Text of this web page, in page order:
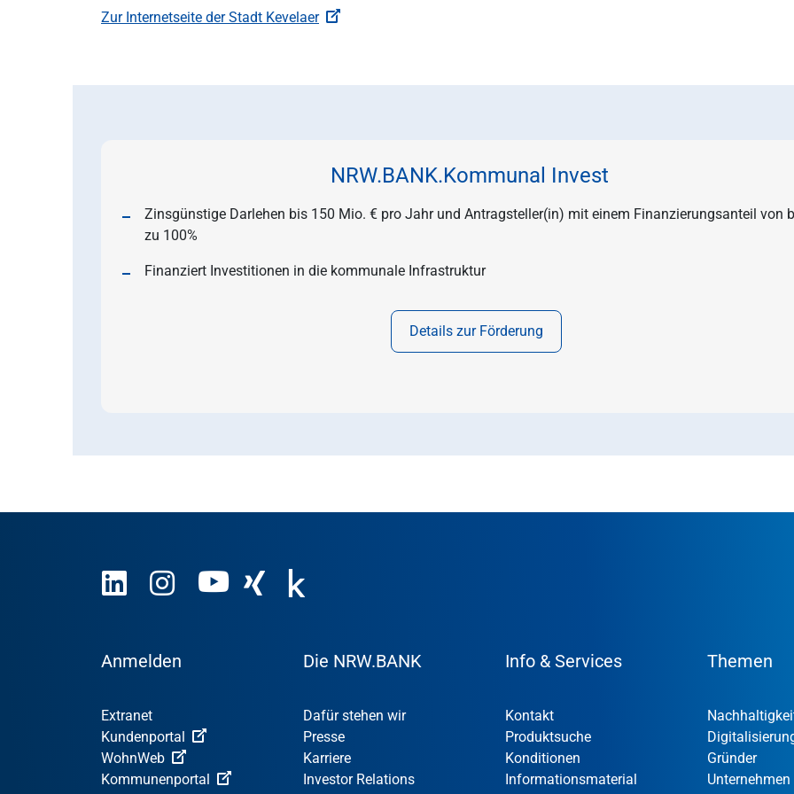
Zur Internetseite der Stadt Kevelaer
NRW.BANK.Kommunal Invest
Zinsgünstige Darlehen bis 150 Mio. € pro Jahr und Antragsteller(in) mit einem Finanzierungsanteil von
zu 100%
Finanziert Investitionen in die kommunale Infrastruktur
Details zur Förderung
Anmelden
Extranet
Kundenportal
WohnWeb
Kommunenportal
Die NRW.BANK
Dafür stehen wir
Presse
Karriere
Investor Relations
Info & Services
Kontakt
Produktsuche
Konditionen
Informationsmaterial
Themen
Gründer
Unternehmen